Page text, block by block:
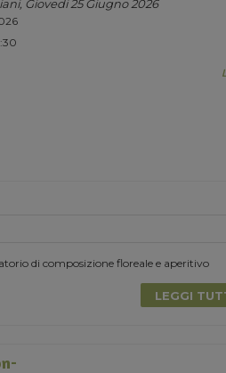
Giovedi 25 Giugno 2026
di composizione floreale e aperitivo
LEGGI